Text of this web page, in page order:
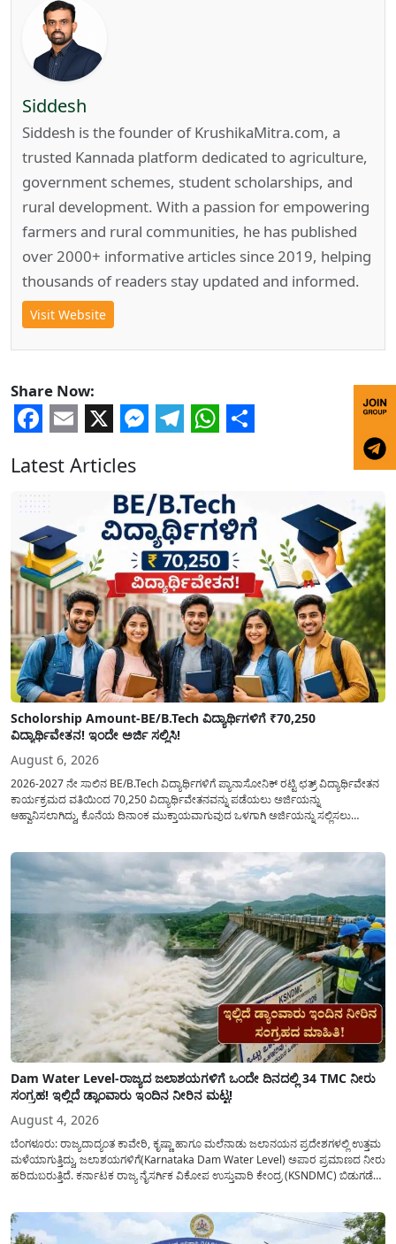
Siddesh
Siddesh is the founder of KrushikaMitra.com, a
trusted Kannada platform dedicated to agriculture,
government schemes, student scholarships, and
rural development. With a passion for empowering
farmers and rural communities, he has published
over 2000+ informative articles since 2019, helping
thousands of readers stay updated and informed.
Visit Website
Share Now:
Latest Articles
Scholorship Amount-BE/B.Tech ವಿದ್ಯಾರ್ಥಿಗಳಿಗೆ ₹70,250
ವಿದ್ಯಾರ್ಥಿವೇತನ! ಇಂದೇ ಅರ್ಜಿ ಸಲ್ಲಿಸಿ!
August 6, 2026
2026-2027 ನೇ ಸಾಲಿನ BE/B.Tech ವಿದ್ಯಾರ್ಥಿಗಳಿಗೆ ಪ್ಯಾನಾಸೋನಿಕ್ ರಟ್ಟಿ ಛತ್ರ್ ವಿದ್ಯಾರ್ಥಿವೇತನ
ಕಾರ್ಯಕ್ರಮದ ವತಿಯಿಂದ 70,250 ವಿದ್ಯಾರ್ಥಿವೇತನವನ್ನು ಪಡೆಯಲು ಅರ್ಜಿಯನ್ನು
ಆಹ್ವಾನಿಸಲಾಗಿದ್ದು, ಕೊನೆಯ ದಿನಾಂಕ ಮುಕ್ತಾಯವಾಗುವುದ ಒಳಗಾಗಿ ಅರ್ಜಿಯನ್ನು ಸಲ್ಲಿಸಲು
ಜಾರಿಗೆ...
Dam Water Level-ರಾಜ್ಯದ ಜಲಾಶಯಗಳಿಗೆ ಒಂದೇ ದಿನದಲ್ಲಿ 34 TMC ನೀರು
ಸಂಗ್ರಹ! ಇಲ್ಲಿದೆ ಡ್ಯಾಂವಾರು ಇಂದಿನ ನೀರಿನ ಮಟ್ಟ!
August 4, 2026
ಬೆಂಗಳೂರು: ರಾಜ್ಯದಾದ್ಯಂತ ಕಾವೇರಿ, ಕೃಷ್ಣಾ ಹಾಗೂ ಮಲೆನಾಡು ಜಲಾನಯನ ಪ್ರದೇಶಗಳಲ್ಲಿ ಉತ್ತಮ
ಮಳೆಯಾಗುತ್ತಿದ್ದು, ಜಲಾಶಯಗಳಿಗೆ(Karnataka Dam Water Level) ಅಪಾರ ಪ್ರಮಾಣದ ನೀರು
ಹರಿದುಬರುತ್ತಿದೆ. ಕರ್ನಾಟಕ ರಾಜ್ಯ ನೈಸರ್ಗಿಕ ವಿಕೋಪ ಉಸ್ತುವಾರಿ ಕೇಂದ್ರ (KSNDMC) ಬಿಡುಗಡೆ